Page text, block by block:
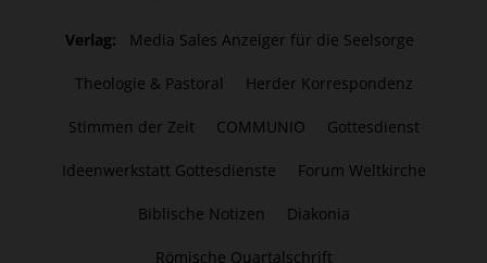
Verlag: Media Sales Anzeiger für die Seelsorge
Theologie & Pastoral Herder Korrespondenz
Stimmen der Zeit COMMUNIO Gottesdienst
Ideenwerkstatt Gottesdienste Forum Weltkirche
Biblische Notizen Diakonia
Römische Quartalschrift